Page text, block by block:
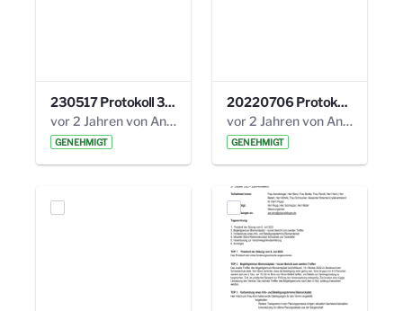
230517 Protokoll 35. Steuerungskreis.pdf
vor 2 Jahren von Anni Schlumberger
GENEHMIGT
20220706 Protokoll 33. Steuerungskreis.pdf
vor 2 Jahren von Anni Schlumberger
GENEHMIGT